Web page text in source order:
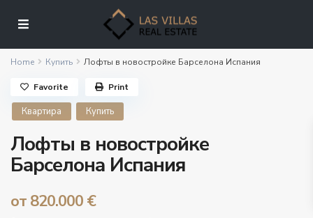
Home Купить Лофты в новостройке Барселона Испания
Квартира Купить
Лофты в новостройке
Барселона Испания
от 820.000 €
Favorite Print